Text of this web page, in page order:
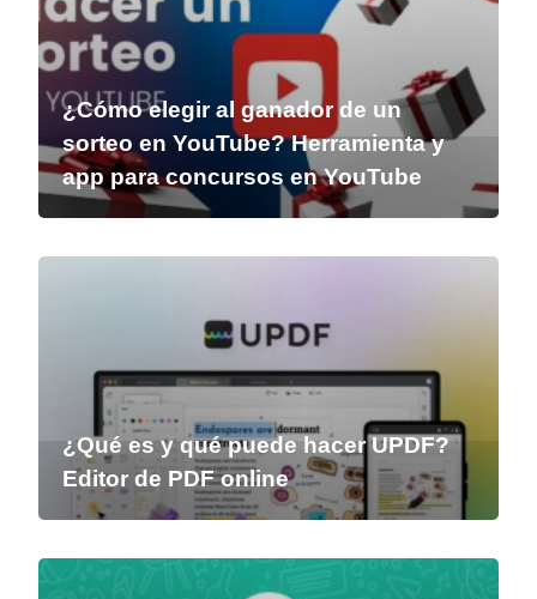
¿Cómo elegir al ganador de un
sorteo en YouTube? Herramienta y
app para concursos en YouTube
¿Qué es y qué puede hacer UPDF?
Editor de PDF online